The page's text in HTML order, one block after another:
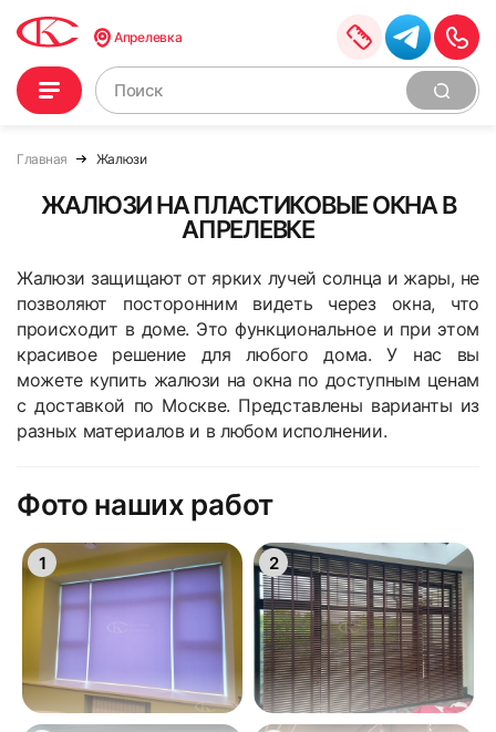
Апрелевка
Главная Жалюзи
ЖАЛЮЗИ НА ПЛАСТИКОВЫЕ ОКНА В
АПРЕЛЕВКЕ
Жалюзи защищают от ярких лучей солнца и жары, не
позволяют посторонним видеть через окна, что
происходит в доме. Это функциональное и при этом
красивое решение для любого дома. У нас вы
можете купить жалюзи на окна по доступным ценам
с доставкой по Москве. Представлены варианты из
разных материалов и в любом исполнении.
Фото наших работ
1 2